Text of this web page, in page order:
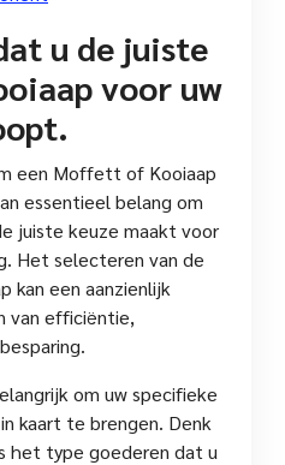
u de juiste
voor uw
een Moffett of Kooiaap
essentieel belang om
juiste keuze maakt voor
Het selecteren van de
kan een aanzienlijk
van efficiëntie,
om uw specifieke
kaart te brengen. Denk
het type goederen dat u